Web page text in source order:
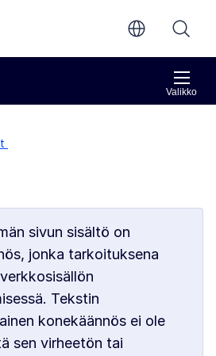
Valikko
sivun sisältö on
jonka tarkoituksena
Tekstin
konekäännös ei ole
sen virheetön tai